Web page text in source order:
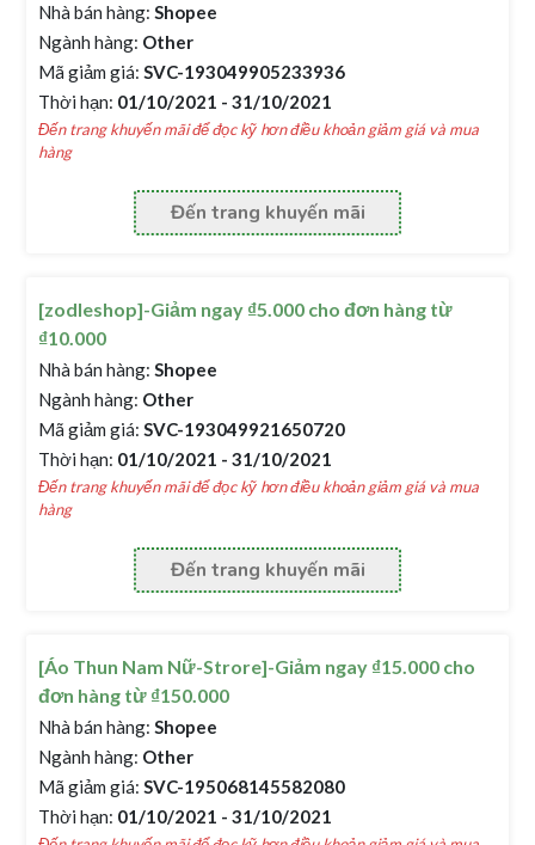
Nhà bán hàng: Shopee
Ngành hàng: Other
Mã giảm giá: SVC-193049905233936
Thời hạn: 01/10/2021 - 31/10/2021
Đến trang khuyến mãi để đọc kỹ hơn điều khoản giảm giá và mua
hàng
Đến trang khuyến mãi
[zodleshop]-Giảm ngay ₫5.000 cho đơn hàng từ
₫10.000
Nhà bán hàng: Shopee
Ngành hàng: Other
Mã giảm giá: SVC-193049921650720
Thời hạn: 01/10/2021 - 31/10/2021
Đến trang khuyến mãi để đọc kỹ hơn điều khoản giảm giá và mua
hàng
Đến trang khuyến mãi
[Áo Thun Nam Nữ-Strore]-Giảm ngay ₫15.000 cho
đơn hàng từ ₫150.000
Nhà bán hàng: Shopee
Ngành hàng: Other
Mã giảm giá: SVC-195068145582080
Thời hạn: 01/10/2021 - 31/10/2021